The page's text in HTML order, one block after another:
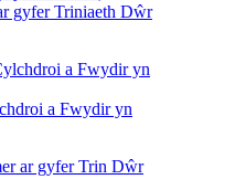
gyfer Triniaeth Dŵr
a Fwydir yn